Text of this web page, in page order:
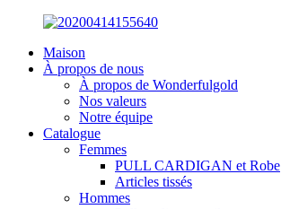
Maison
À propos de nous
À propos de Wonderfulgold
Nos valeurs
Notre équipe
Catalogue
Femmes
PULL CARDIGAN et Robe
Articles tissés
Hommes